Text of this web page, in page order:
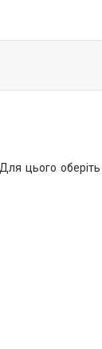
оберіть